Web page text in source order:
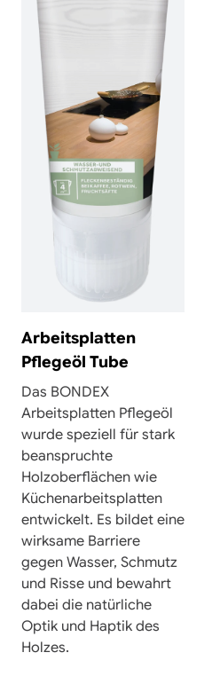
Arbeitsplatten
Pflegeöl Tube
Das BONDEX
Arbeitsplatten Pflegeöl
wurde speziell für stark
beanspruchte
Holzoberflächen wie
Küchenarbeitsplatten
entwickelt. Es bildet eine
wirksame Barriere
gegen Wasser, Schmutz
und Risse und bewahrt
dabei die natürliche
Optik und Haptik des
Holzes.